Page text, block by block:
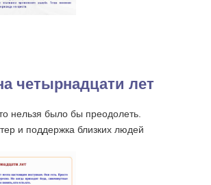
четырнадцати лет
нельзя было бы преодолеть.
и поддержка близких людей